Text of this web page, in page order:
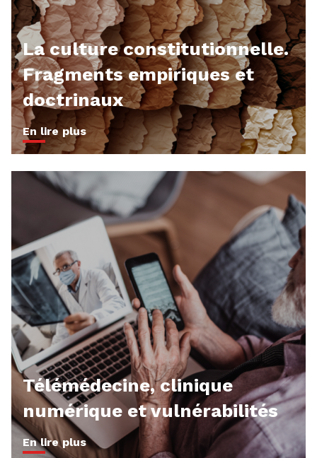
La culture constitutionnelle.
Fragments empiriques et
doctrinaux
En lire plus
Télémédecine, clinique
numérique et vulnérabilités
En lire plus